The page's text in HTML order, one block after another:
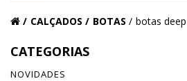
CALÇADOS BOTAS botas
CATEGORIAS
NOVIDADES